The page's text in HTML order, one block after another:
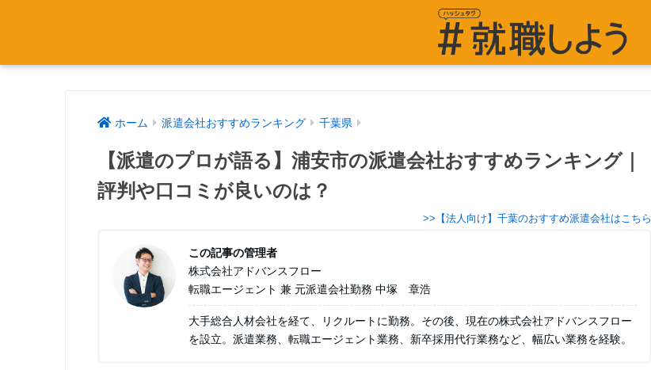
ホーム 派遣会社おすすめランキング 千葉県
【派遣のプロが語る】浦安市の派遣会社おすすめランキング｜
評判や口コミが良いのは？
>>【法人向け】千葉のおすすめ派遣会社はこちら
この記事の管理者
株式会社アドバンスフロー
転職エージェント 兼 元派遣会社勤務 中塚 章浩
大手総合人材会社を経て、リクルートに勤務。その後、現在の株式会社アドバンスフロー
を設立。派遣業務、転職エージェント業務、新卒採用代行業務など、幅広い業務を経験。